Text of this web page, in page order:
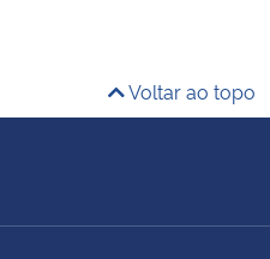
Voltar ao topo